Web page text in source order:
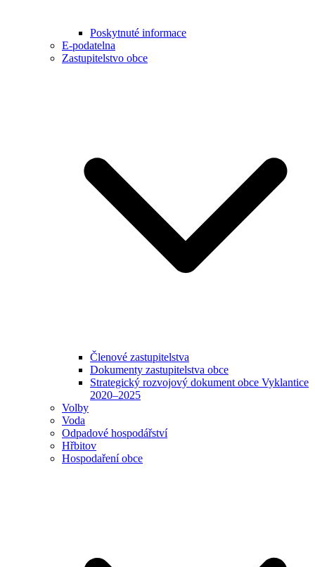
Poskytnuté informace
E-podatelna
Zastupitelstvo obce
Členové zastupitelstva
Dokumenty zastupitelstva obce
Strategický rozvojový dokument obce Vyklantice
2020–2025
Volby
Voda
Odpadové hospodářství
Hřbitov
Hospodaření obce